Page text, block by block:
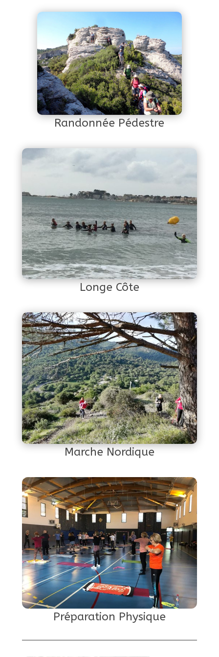
Randonnée Pédestre
Longe Côte
Marche Nordique
Préparation Physique